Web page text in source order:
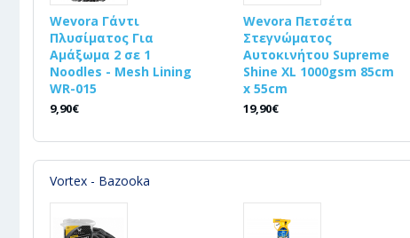
Wevora Γάντι
Πλυσίματος Για
Αμάξωμα 2 σε 1
Noodles - Mesh Lining
WR-015
9,90€
Wevora Πετσέτα
Στεγνώματος
Αυτοκινήτου Supreme
Shine XL 1000gsm 85cm
x 55cm
19,90€
Vortex - Bazooka